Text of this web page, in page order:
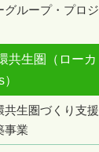
グループ・プロジ
共生圏（ローカ
共生圏づくり支援
事業